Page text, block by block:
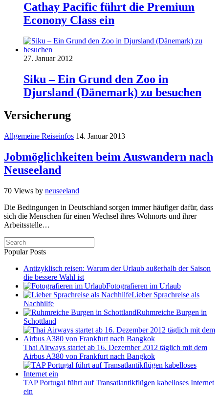
Cathay Pacific führt die Premium
Econony Class ein
27. Januar 2012
Siku – Ein Grund den Zoo in
Djursland (Dänemark) zu besuchen
Versicherung
Allgemeine Reiseinfos 14. Januar 2013
Jobmöglichkeiten beim Auswandern nach
Neuseeland
70 Views by neuseeland
Die Bedingungen in Deutschland sorgen immer häufiger dafür, dass
sich die Menschen für einen Wechsel ihres Wohnorts und ihrer
Arbeitsstelle…
Popular Posts
Antizyklisch reisen: Warum der Urlaub außerhalb der Saison
die bessere Wahl ist
Fotografieren im Urlaub
Lieber Sprachreise als
Nachhilfe
Ruhmreiche Burgen in
Schottland
Thai Airways startet ab 16. Dezember 2012 täglich mit dem
Airbus A380 von Frankfurt nach Bangkok
TAP Portugal führt auf Transatlantikflügen kabelloses Internet
ein